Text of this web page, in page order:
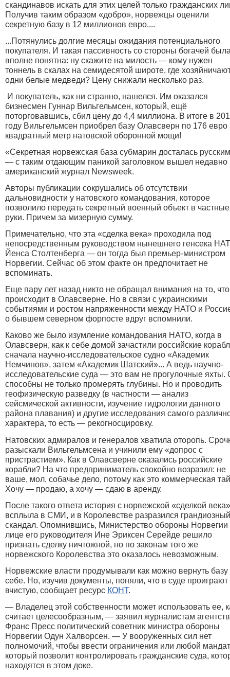
скандинавов искать для этих целей только гражданских
Получив таким образом «добро», норвежцы оценили
секретную базу в 12 миллионов евро....
...Потянулись долгие месяцы ожидания потенциального
покупателя. И такая пассивность со стороны богачей
вполне понятна: ну скажите на милость — кому нужен
тоннель в скалах на семидесятой широте, где
одни белые медведи? Цену снижали несколько раз.
И покупатель, как ни странно, нашелся. Им оказался
бизнесмен Гуннар Вильгельмсен, который, ещё
поторговавшись, сбил цену до 4,4 миллиона. В итоге в
году Вильгельмсен приобрел базу Олавсверн по 176 евро
квадратный метр натовской оборонной мощи!
«Секретная норвежская база субмарин досталась
— с таким отдающим паникой заголовком вышел недавно
американский журнал Newsweek.
Авторы публикации сокрушались об отсутствии
дальновидности у натовского командования, которое
позволило передать секретный военный объект в частные
руки. Причем за мизерную сумму.
Примечательно, что эта «сделка века» проходила под
непосредственным руководством нынешнего генсека
Йенса Столтенберга — он тогда был премьер-министром
Норвегии. Сейчас об этом факте он предпочитает не
вспоминать.
Еще пару лет назад никто не обращал внимания на то, что
происходит в Олавсверне. Но в связи с украинскими
событиями и ростом напряженности между НАТО и
о бывшем северном форпосте вдруг вспомнили.
Каково же было изумление командования НАТО, когда в
Олавсверн, как к себе домой зачастили российские
сначала научно-исследовательское судно «Академик
Немчинов», затем «Академик Шатский»... А ведь научно-
исследовательские суда — это вам не прогулочные яхты.
способны не только промерять глубины. Но и проводить
геофизическую разведку (в частности — анализ
сейсмической активности, изучение гидрологии данного
района плавания) и другие исследования самого
характера, то есть — рекогносцировку.
Натовских адмиралов и генералов хватила оторопь.
разыскали Вильгельмсена и учинили ему «допрос с
пристрастием». Как в Олавсверне оказались российские
корабли? На что предприниматель спокойно возразил: не
ваше, мол, собачье дело, потому как это коммерческая
Хочу — продаю, а хочу — сдаю в аренду.
После такого ответа история с норвежской «сделкой века»
всплыла в СМИ, и в Королевстве разразился грандиозный
скандал. Опомнившись, Министерство обороны Норвегии
лице его руководителя Ине Эриксен Серейде решило
признать сделку ничтожной, но по законам того же
норвежского Королевства это оказалось невозможным.
Норвежские власти продумывали как можно вернуть базу
себе. Но, изучив документы, поняли, что в суде проиграют
вчистую, сообщает ресурс КОНТ.
— Владелец этой собственности может использовать ее,
считает целесообразным, — заявил журналистам
Франс Пресс политический советник министра обороны
Норвегии Одун Халворсен. — У вооруженных сил нет
полномочий, чтобы ввести ограничения или любой
который позволит контролировать гражданские суда,
находятся в этом доке.